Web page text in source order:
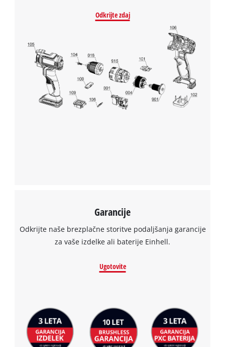
potrebujemo vaše soglasje!
This content is not permitted to load due
to trackers that are not disclosed to the
visitor. The website owner needs to setup
the site with their CMP to add this content
to the list of technologies used.
Powered byUsercentrics Consent
Management Platform
Odkrijte zdaj
Garancije
Odkrijte naše brezplačne storitve podaljšanja garancije
za vaše izdelke ali baterije Einhell.
Ugotovite